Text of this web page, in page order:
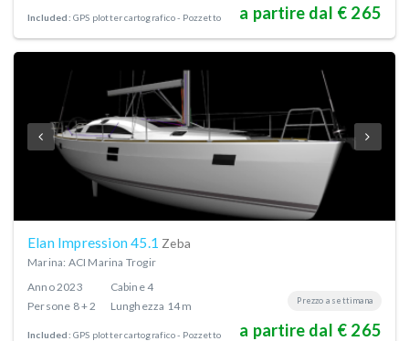
Included: GPS plotter cartografico - Pozzetto a partire dal € 265
Elan Impression 45.1 Zeba
Marina: ACI Marina Trogir
Anno2023 Cabine4
Persone 8 + 2 Lunghezza 14 m
Included: GPS plotter cartografico - Pozzetto
Prezzo a settimana
a partire dal € 265